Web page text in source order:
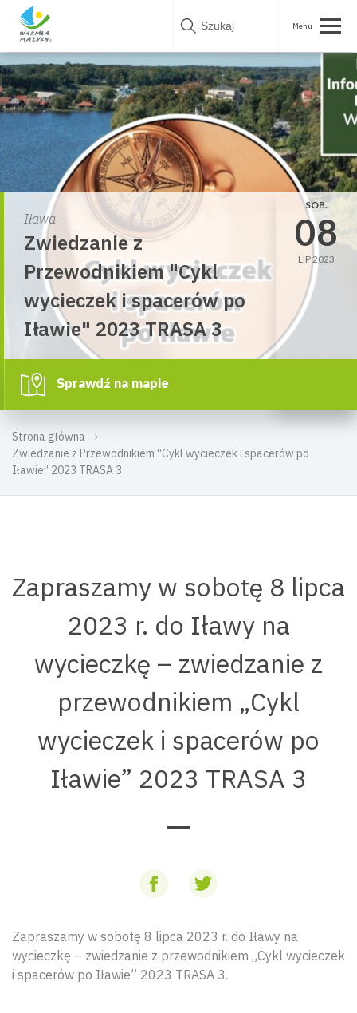
Skip
Strona główna
Zwiedzanie z Przewodnikiem “Cykl wycieczek i spacerów po
Iławie” 2023 TRASA 3
Iława
Zwiedzanie z
Przewodnikiem "Cykl
wycieczek i spacerów po
Iławie" 2023 TRASA 3
SOB.
08
LIP 2023
Sprawdź na mapie
Zapraszamy w sobotę 8 lipca
2023 r. do Iławy na
wycieczkę – zwiedzanie z
przewodnikiem „Cykl
wycieczek i spacerów po
Iławie” 2023 TRASA 3
Zapraszamy w sobotę 8 lipca 2023 r. do Iławy na
wycieczkę – zwiedzanie z przewodnikiem „Cykl wycieczek
i spacerów po Iławie” 2023 TRASA 3.